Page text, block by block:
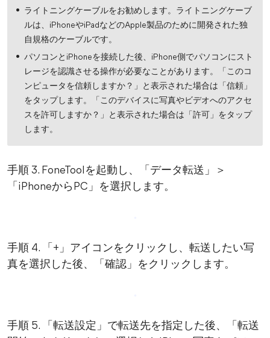
ライトニングケーブルをお勧めします。ライトニングケーブ
ルは、iPhoneやiPadなどのApple製品のために開発された独
自規格のケーブルです。
パソコンとiPhoneを接続した後、iPhone側でパソコンにスト
レージを認識させる操作が必要なことがあります。「このコ
ンピュータを信頼しますか？」と表示された場合は「信頼」
をタップします。「このデバイスに写真やビデオへのアクセ
スを許可しますか？」と表示された場合は「許可」をタップ
します。
手順 3. FoneToolを起動し、「データ転送」＞
「iPhoneからPC」を選択します。
手順 4. 「+」アイコンをクリックし、転送したい写
真を選択した後、「確認」をクリックします。
手順 5. 「転送設定」で転送先を指定した後、「転送